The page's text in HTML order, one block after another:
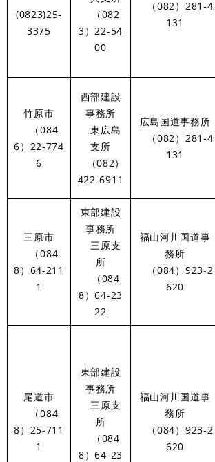
(0823)25-
3375
（082
3）22-54
00
（082）281-4
131
竹原市
（084
6）22-774
6
西部建設
事務所
東広島
支所
（082）
422-6911
広島国道事務所
（082）281-4
131
三原市
（084
8）64-211
1
東部建設
事務所
三原支
所
（084
8）64-23
22
福山河川国道事
務所
（084）923-2
620
尾道市
（084
8）25-711
1
東部建設
事務所
三原支
所
（084
8）64-23
福山河川国道事
務所
（084）923-2
620